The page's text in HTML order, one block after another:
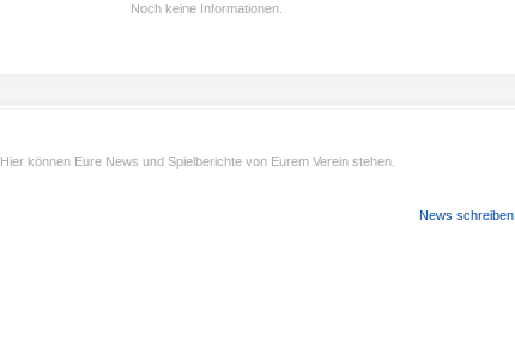
Noch keine Informationen.
Hier können Eure News und Spielberichte von Eurem Verein stehen.
News schreiben